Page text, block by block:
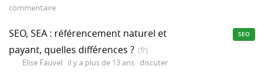
commentaire
SEO, SEA : référencement naturel et
payant, quelles différences ? (fr)
Elise Fauvel il y a plus de 13 ans discuter
SEO